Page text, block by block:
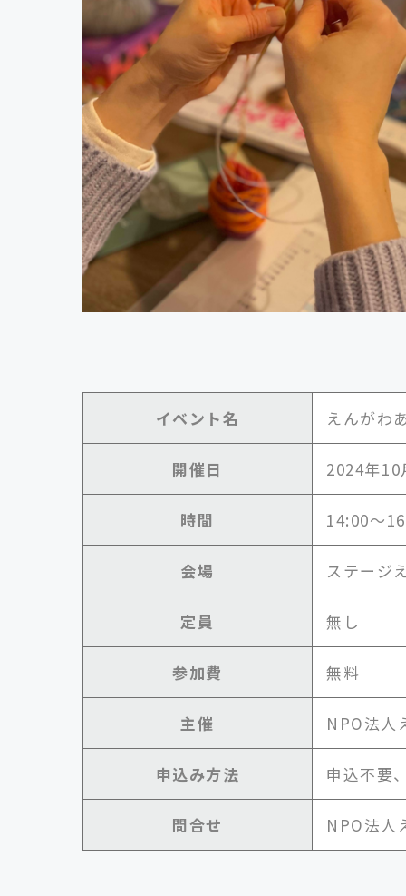
イベント名 えんがわ
開催日 2024年
時間 14:00～
会場 ステージ
定員 無し
参加費 無料
主催 NPO法人
申込み方法 申込不要
問合せ NPO法人